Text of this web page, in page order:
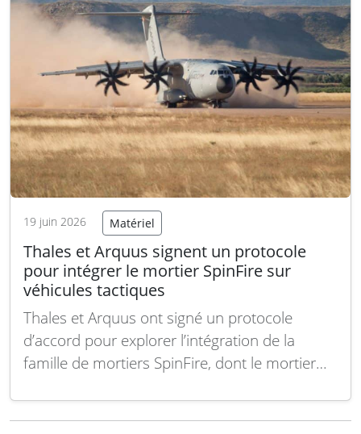
conflits modernes. Le Leclerc XLR…Lire la
suite
19 juin 2026 Matériel
Thales et Arquus signent un protocole
pour intégrer le mortier SpinFire sur
véhicules tactiques
Thales et Arquus ont signé un protocole
d’accord pour explorer l’intégration de la
famille de mortiers SpinFire, dont le mortier
tactiques Arquus. Ce partenariat réunit